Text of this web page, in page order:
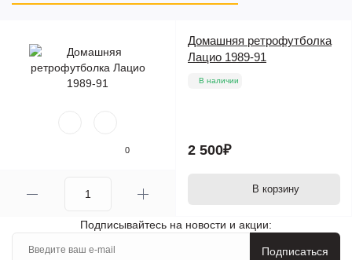
0
Домашняя ретрофутболка
Лацио 1989-91
В наличии
2 500₽
В корзину
Подписывайтесь на новости и акции:
Подписаться